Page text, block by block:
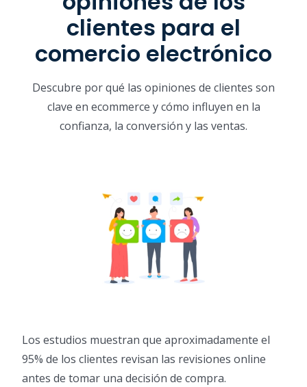
clientes para el
comercio electrónico
Descubre por qué las opiniones de clientes son
clave en ecommerce y cómo influyen en la
confianza, la conversión y las ventas.
Los estudios muestran que aproximadamente el
95% de los clientes revisan las revisiones online
antes de tomar una decisión de compra.